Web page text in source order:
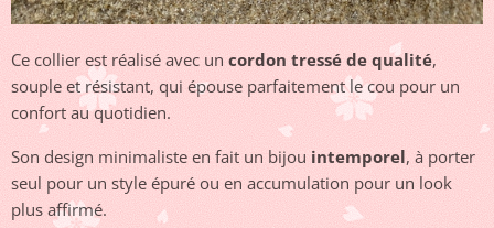
Ce collier est réalisé avec un cordon tressé de qualité,
souple et résistant, qui épouse parfaitement le cou pour un
confort au quotidien.
Son design minimaliste en fait un bijou intemporel, à porter
seul pour un style épuré ou en accumulation pour un look
plus affirmé.